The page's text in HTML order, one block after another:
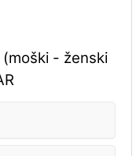
- ženski